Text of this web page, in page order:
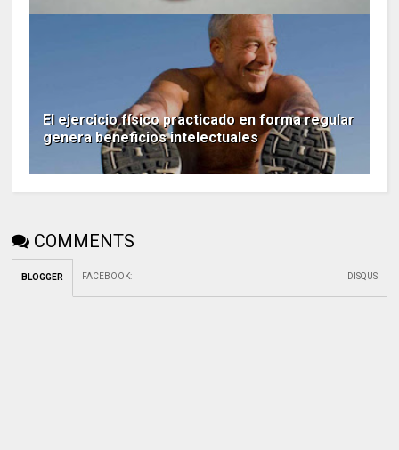
El ejercicio físico practicado en forma regular
genera beneficios intelectuales
COMMENTS
BLOGGER FACEBOOK: DISQUS